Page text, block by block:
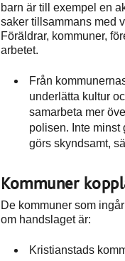
barn är till exempel en
saker tillsammans med
Föräldrar, kommuner,
arbetet.
Från
underlätta kultur
samarbeta mer
polisen. Inte minst
görs skyndsamt,
Kommuner
De kommuner som
om handslaget är:
Kristianstads